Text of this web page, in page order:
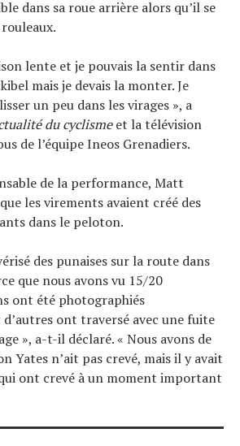
dans sa roue arrière alors qu’il se
lente et je pouvais la sentir dans
mais je devais la monter. Je
un peu dans les virages », a
du cyclismeet la télévision
de l’équipe Ineos Grenadiers.
de la performance, Matt
les virements avaient créé des
dans le peloton.
des punaises sur la route dans
que nous avons vu 15/20
ont été photographiés
ont traversé avec une fuite
», a-t-il déclaré. « Nous avons de
Yates n’ait pas crevé, mais il y avait
ont crevé à un moment important